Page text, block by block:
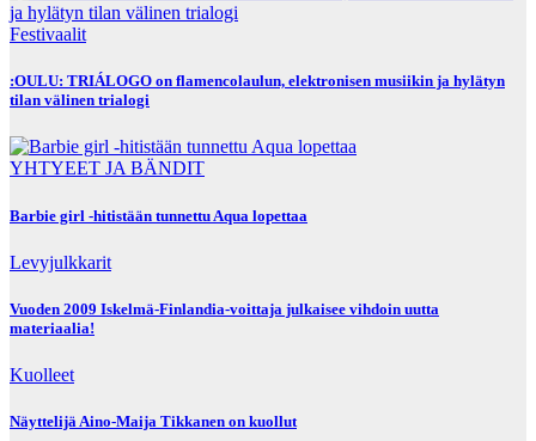
Festivaalit
:OULU: TRIÁLOGO on flamencolaulun, elektronisen musiikin ja hylätyn
tilan välinen trialogi
YHTYEET JA BÄNDIT
Barbie girl -hitistään tunnettu Aqua lopettaa
Levyjulkkarit
Vuoden 2009 Iskelmä-Finlandia-voittaja julkaisee vihdoin uutta
materiaalia!
Kuolleet
Näyttelijä Aino-Maija Tikkanen on kuollut